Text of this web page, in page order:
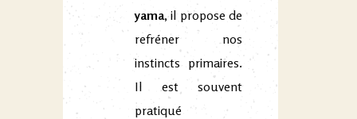
yama,il propose de
refréner nos
instincts primaires.
Il est souvent
pratiqué